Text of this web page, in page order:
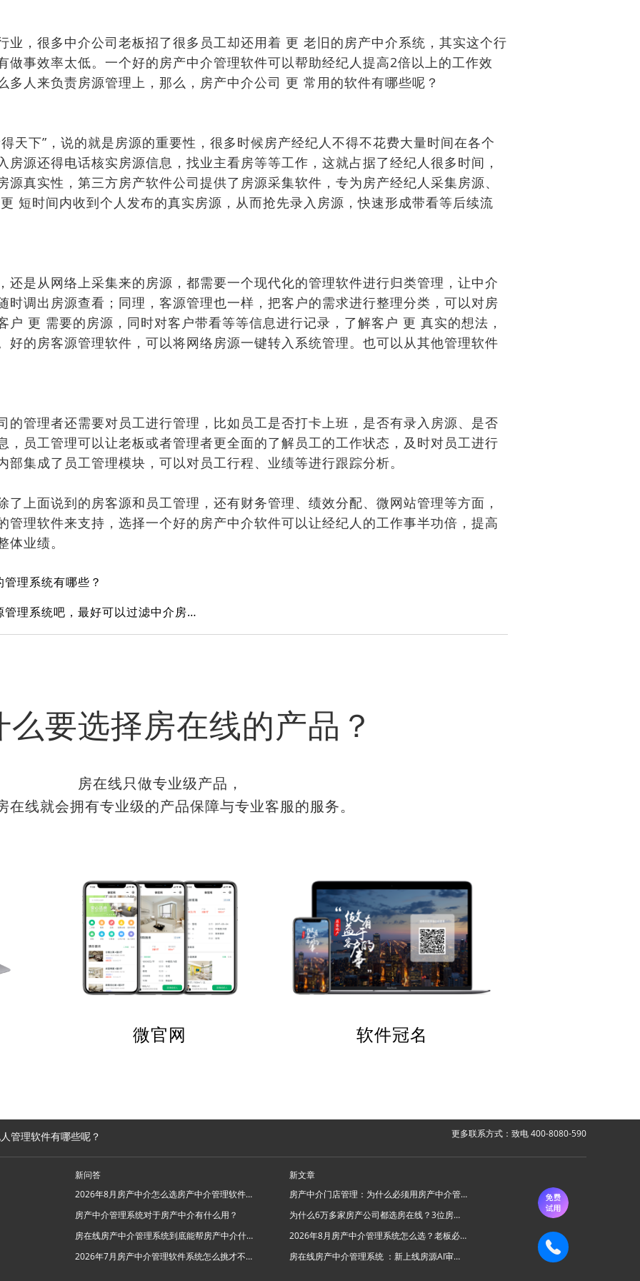
业，很多中介公司老板招了很多员工却还用着 更 老旧的房产中介系统，其实这个行
做事效率太低。一个好的房产中介管理软件可以帮助经纪人提高2倍以上的工作效
多人来负责房源管理上，那么，房产中介公司 更 常用的软件有哪些呢？
天下”，说的就是房源的重要性，很多时候房产经纪人不得不花费大量时间在各个
房源还得电话核实房源信息，找业主看房等等工作，这就占据了经纪人很多时间，
源真实性，第三方房产软件公司提供了房源采集软件，专为房产经纪人采集房源、
短时间内收到个人发布的真实房源，从而抢先录入房源，快速形成带看等后续流
还是从网络上采集来的房源，都需要一个现代化的管理软件进行归类管理，让中介
时调出房源查看；同理，客源管理也一样，把客户的需求进行整理分类，可以对房
户 更 需要的房源，同时对客户带看等等信息进行记录，了解客户 更 真实的想法，
好的房客源管理软件，可以将网络房源一键转入系统管理。也可以从其他管理软件
的管理者还需要对员工进行管理，比如员工是否打卡上班，是否有录入房源、是否
，员工管理可以让老板或者管理者更全面的了解员工的工作状态，及时对员工进行
集成了员工管理模块，可以对员工行程、业绩等进行跟踪分析。
了上面说到的房客源和员工管理，还有财务管理、绩效分配、微网站管理等方面，
管理软件来支持，选择一个好的房产中介软件可以让经纪人的工作事半功倍，提高
业绩。
理系统有哪些？
推荐一款带采集功能的房源管理系统吧，最好可以过滤中介房源和假房源的
么要选择房在线的产品？
房在线只做专业级产品，
在线就会拥有专业级的产品保障与专业客服的服务。
微官网 软件冠名
管理软件有哪些呢？ 更多联系方式：致电 400-8080-590
新问答
2026年8月房产中介怎么选房产中介管理软件系统？
房产中介管理系统对于房产中介有什么用？
房在线房产中介管理系统到底能帮房产中介什么忙？
2026年7月房产中介管理软件系统怎么挑才不踩坑？
新文章
房产中介门店管理：为什么必须用房产中介管理系统？
为什么6万多家房产公司都选房在线？3位房产中介老板的真实心声
2026年8月房产中介管理系统怎么选？老板必看的“避坑六步法”
房在线房产中介管理系统 ：新上线房源AI审批功能